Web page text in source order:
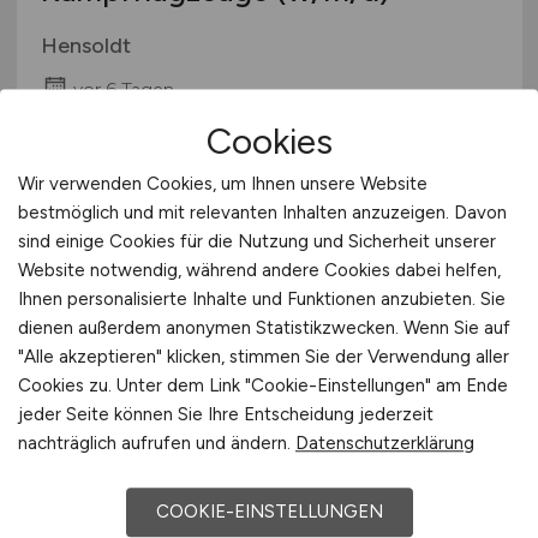
Hensoldt
vor 6 Tagen
Fürstenfeldbruck
Flughafenmitarbeiter(m/w/d)
mit Feuerwehrerfahrung für
Gepäck- und
Flugzeugabfertigung
Cookies
Wir verwenden Cookies, um Ihnen unsere Website
bestmöglich und mit relevanten Inhalten anzuzeigen. Davon
sind einige Cookies für die Nutzung und Sicherheit unserer
Website notwendig, während andere Cookies dabei helfen,
Ihnen personalisierte Inhalte und Funktionen anzubieten. Sie
dienen außerdem anonymen Statistikzwecken. Wenn Sie auf
"Alle akzeptieren" klicken, stimmen Sie der Verwendung aller
Cookies zu. Unter dem Link "Cookie-Einstellungen" am Ende
jeder Seite können Sie Ihre Entscheidung jederzeit
nachträglich aufrufen und ändern. Datenschutzerklärung
COOKIE-EINSTELLUNGEN